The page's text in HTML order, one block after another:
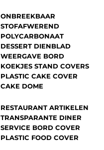
ONBREEKBAAR
STOFAFWEREND
POLYCARBONAAT
DESSERT DIENBLAD
WEERGAVE BORD
KOEKJES STAND COVERS
PLASTIC CAKE COVER
CAKE DOME
RESTAURANT ARTIKELEN
TRANSPARANTE DINER
SERVICE BORD COVER
PLASTIC FOOD COVER